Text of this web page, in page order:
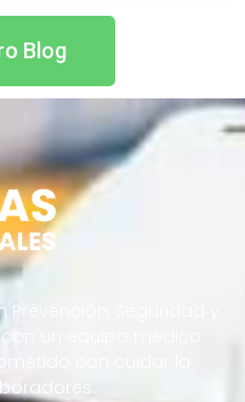
Blog
Seguridad y
un equipo médico
con cuidar la